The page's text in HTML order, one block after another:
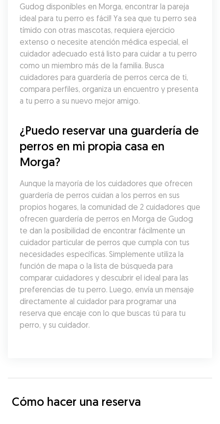
Gudog disponibles en Morga, encontrar la pareja
ideal para tu perro es fácil! Ya sea que tu perro sea
tímido con otras mascotas, requiera ejercicio
extenso o necesite atención médica especial, el
cuidador adecuado está listo para cuidar a tu perro
como un miembro más de la familia. Busca
cuidadores para guardería de perros cerca de ti,
compara perfiles, organiza un encuentro y presenta
a tu perro a su nuevo mejor amigo.
¿Puedo reservar una guardería de
perros en mi propia casa en
Morga?
Aunque la mayoría de los cuidadores que ofrecen
guardería de perros cuidan a los perros en sus
propios hogares, la comunidad de 2 cuidadores que
ofrecen guardería de perros en Morga de Gudog
te dan la posibilidad de encontrar fácilmente un
cuidador particular de perros que cumpla con tus
necesidades específicas. Simplemente utiliza la
función de mapa o la lista de búsqueda para
comparar cuidadores y descubrir el ideal para las
preferencias de tu perro. Luego, envía un mensaje
directamente al cuidador para programar una
reserva que encaje con lo que buscas tú para tu
perro, y su cuidador.
Cómo hacer una reserva